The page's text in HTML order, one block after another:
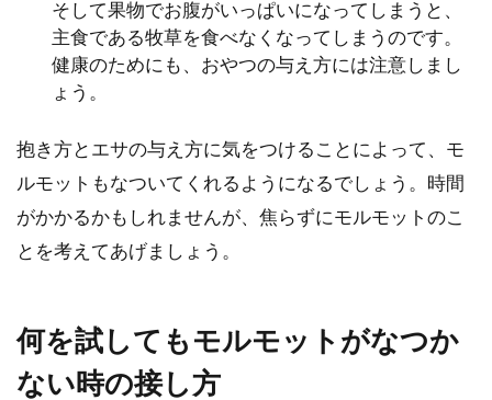
そして果物でお腹がいっぱいになってしまうと、
主食である牧草を食べなくなってしまうのです。
健康のためにも、おやつの与え方には注意しまし
ょう。
抱き方とエサの与え方に気をつけることによって、モ
ルモットもなついてくれるようになるでしょう。時間
がかかるかもしれませんが、焦らずにモルモットのこ
とを考えてあげましょう。
何を試してもモルモットがなつか
ない時の接し方